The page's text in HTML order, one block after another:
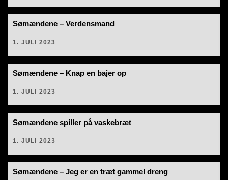
Sømændene – Verdensmand
1. JULI 2023
Sømændene – Knap en bajer op
1. JULI 2023
Sømændene spiller på vaskebræt
1. JULI 2023
Sømændene – Jeg er en træt gammel dreng